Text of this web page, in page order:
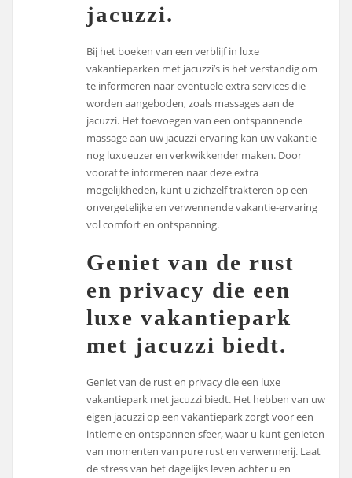
jacuzzi.
Bij het boeken van een verblijf in luxe
vakantieparken met jacuzzi’s is het verstandig om
te informeren naar eventuele extra services die
worden aangeboden, zoals massages aan de
jacuzzi. Het toevoegen van een ontspannende
massage aan uw jacuzzi-ervaring kan uw vakantie
nog luxueuzer en verkwikkender maken. Door
vooraf te informeren naar deze extra
mogelijkheden, kunt u zichzelf trakteren op een
onvergetelijke en verwennende vakantie-ervaring
vol comfort en ontspanning.
Geniet van de rust
en privacy die een
luxe vakantiepark
met jacuzzi biedt.
Geniet van de rust en privacy die een luxe
vakantiepark met jacuzzi biedt. Het hebben van uw
eigen jacuzzi op een vakantiepark zorgt voor een
intieme en ontspannen sfeer, waar u kunt genieten
van momenten van pure rust en verwennerij. Laat
de stress van het dagelijks leven achter u en